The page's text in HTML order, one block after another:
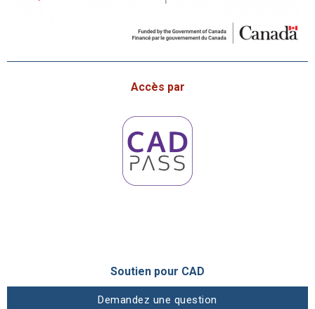
Accès par
Soutien pour CAD
Demandez une question